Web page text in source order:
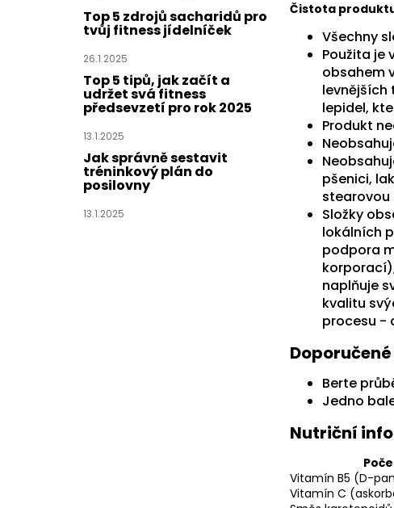
Top 5 zdrojů sacharidů pro
tvůj fitness jídelníček
26.1.2025
Top 5 tipů, jak začít a
udržet svá fitness
předsevzetí pro rok 2025
13.1.2025
Jak správně sestavit
tréninkový plán do
posilovny
13.1.2025
Čistota
Všechny
Použita je
obsahem
levnějších
lepidel,
Produkt
pšenici,
stearovou
Složky
lokálních
podpora
naplňuje
kvalitu
procesu -
Berte
Jedno
Nutriční
Vitamín B5 (D-
Vitamín C